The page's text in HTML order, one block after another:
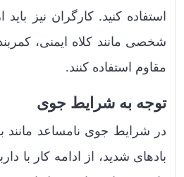
استفاده کنید. کارگران نیز
شخصی مانند کلاه ایمنی،
مقاوم استفاده کنند.
توجه به شرایط جوی
در شرایط جوی نامساعد مانند
بادهای شدید، از ادامه کار با